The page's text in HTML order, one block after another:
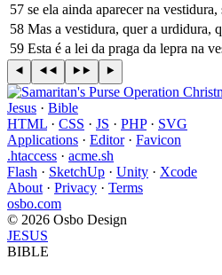
57 se ela ainda aparecer na
58 Mas a vestidura, quer a urdidura,
59 Esta é a lei da praga da lepra na
Jesus · Bible
HTML · CSS · JS · PHP· SVG
Applications · Editor· Favicon
.htaccess · acme.sh
Flash · SketchUp · Unity · Xcode
About · Privacy · Terms
osbo.com
© 2026 Osbo Design
JESUS
BIBLE